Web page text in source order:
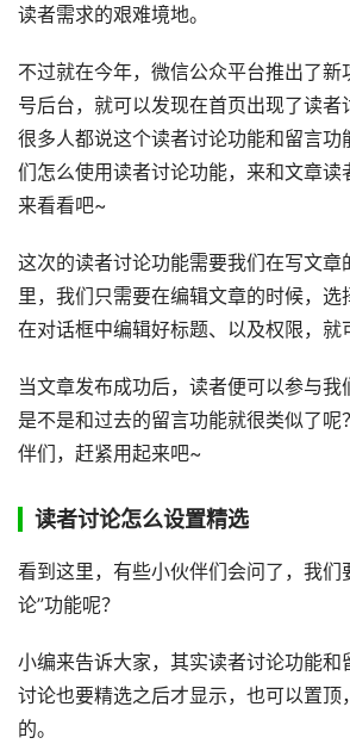
读者需求的艰难境地。
不过就在今年，微信公众平台推出了新
号后台，就可以发现在首页出现了读者
很多人都说这个读者讨论功能和留言功
们怎么使用读者讨论功能，来和文章读
来看看吧~
这次的读者讨论功能需要我们在写文章
里，我们只需要在编辑文章的时候，选
在对话框中编辑好标题、以及权限，就
当文章发布成功后，读者便可以参与我
是不是和过去的留言功能就很类似了呢？
伴们，赶紧用起来吧~
读者讨论怎么设置精选
看到这里，有些小伙伴们会问了，我们
论”功能呢？
小编来告诉大家，其实读者讨论功能和
讨论也要精选之后才显示，也可以置顶
的。